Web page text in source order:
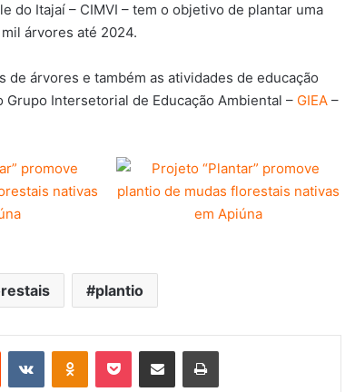
do Itajaí – CIMVI – tem o objetivo de plantar uma
árvores até 2024.
de árvores e também as atividades de educação
Intersetorial de Educação Ambiental – GIEA –
plantio